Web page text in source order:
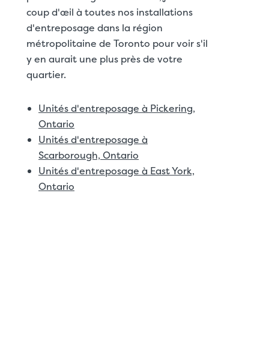
coup d'œil à toutes nos installations
d'entreposage dans la région
métropolitaine de Toronto pour voir s'il
y en aurait une plus près de votre
quartier.
Unités d'entreposage à Pickering,
Ontario
Unités d'entreposage à
Scarborough, Ontario
Unités d'entreposage à East York,
Ontario